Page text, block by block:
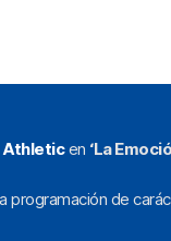
Athleticen ‘La
programación de